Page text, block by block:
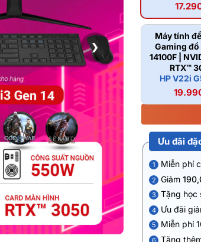
❯
Máy tính
Gaming đồ
14100F |
RTX™
HP V22i
Ưu đãi
1 Miễn phí
2 Giảm
3 Tặng học
4 Ưu đãi
5 Miễn phí
6 Tặng